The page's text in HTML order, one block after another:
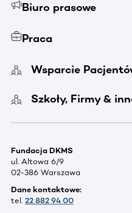
Biuro prasowe
Praca
Wsparcie
Szkoły, Firmy &
Fundacja DKMS
ul. Altowa 6/9
02-386 Warszawa
Dane kontaktowe:
tel. 22 882 94 00